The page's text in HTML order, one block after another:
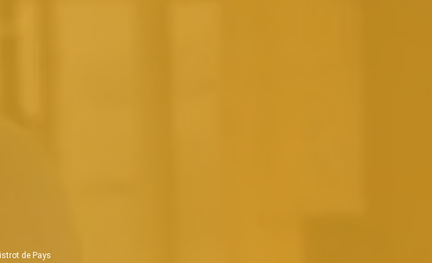
de Pays